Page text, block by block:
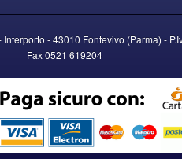
Interporto - 43010 Fontevivo (Parma) -
Fax 0521 619204